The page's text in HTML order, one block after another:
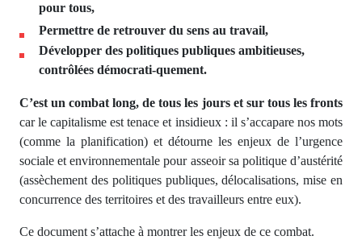
pour tous,
Permettre de retrouver du sens au travail,
Développer des politiques publiques ambitieuses,
contrôlées démocrati-quement.
C’est un combat long, de tous les jours et sur tous les fronts
car le capitalisme est tenace et insidieux : il s’accapare nos mots
(comme la planification) et détourne les enjeux de l’urgence
sociale et environnementale pour asseoir sa politique d’austérité
(assèchement des politiques publiques, délocalisations, mise en
concurrence des territoires et des travailleurs entre eux).
Ce document s’attache à montrer les enjeux de ce combat.